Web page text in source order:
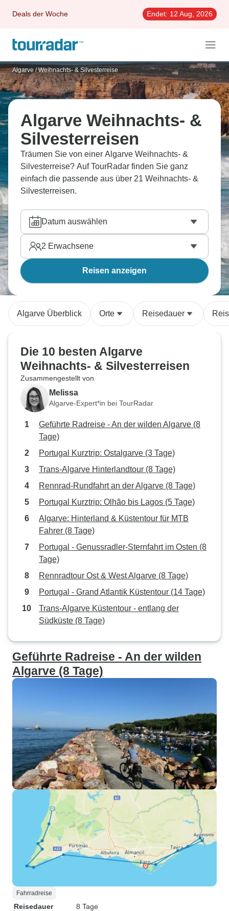
Deals der Woche Endet: 12 Aug, 2026
Algarve / Weihnachts- & Silvesterreise
Algarve Weihnachts- &
Silvesterreisen
Träumen Sie von einer Algarve Weihnachts- &
Silvesterreise? Auf TourRadar finden Sie ganz
einfach die passende aus über 21 Weihnachts- &
Silvesterreisen.
Datum auswählen
2 Erwachsene
Reisen anzeigen
Algarve Überblick Orte Reisedauer
Die 10 besten Algarve
Weihnachts- & Silvesterreisen
Zusammengestellt von
Melissa
Algarve-Expert*in bei TourRadar
Geführte Radreise - An der wilden Algarve (8
Tage)
Portugal Kurztrip: Ostalgarve (3 Tage)
Trans-Algarve Hinterlandtour (8 Tage)
Rennrad-Rundfahrt an der Algarve (8 Tage)
Portugal Kurztrip: Olhão bis Lagos (5 Tage)
Algarve: Hinterland & Küstentour für MTB
Fahrer (8 Tage)
Portugal - Genussradler-Sternfahrt im Osten (8
Tage)
Rennradtour Ost & West Algarve (8 Tage)
Portugal - Grand Atlantik Küstentour (14 Tage)
Trans-Algarve Küstentour - entlang der
Südküste (8 Tage)
Geführte Radreise - An der wilden
Algarve (8 Tage)
Fahrradreise
Reisedauer
8 Tage